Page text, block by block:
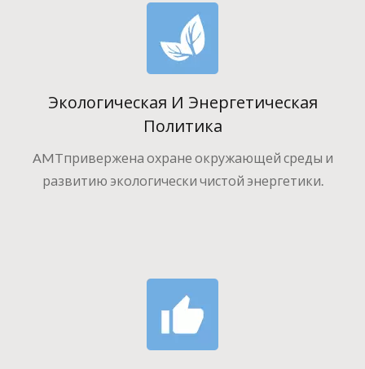
Экологическая И Энергетическая
Политика
AMTпривержена охране окружающей среды и
развитию экологически чистой энергетики.